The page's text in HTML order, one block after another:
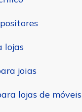
lojas
joias
lojas de móveis